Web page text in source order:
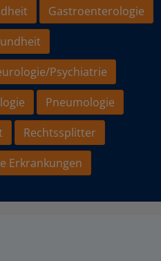
Gastroenterologie
Psychiatrie
Pneumologie
Rechtssplitter
Erkrankungen